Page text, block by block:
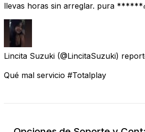
llevas horas sin arreglar. pura
Lincita Suzuki (@LincitaSuzuki)
Qué mal servicio #Totalplay